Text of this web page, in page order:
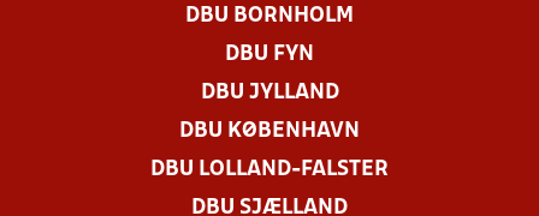
DBU BORNHOLM
DBU FYN
DBU JYLLAND
DBU KØBENHAVN
DBU LOLLAND-FALSTER
DBU SJÆLLAND